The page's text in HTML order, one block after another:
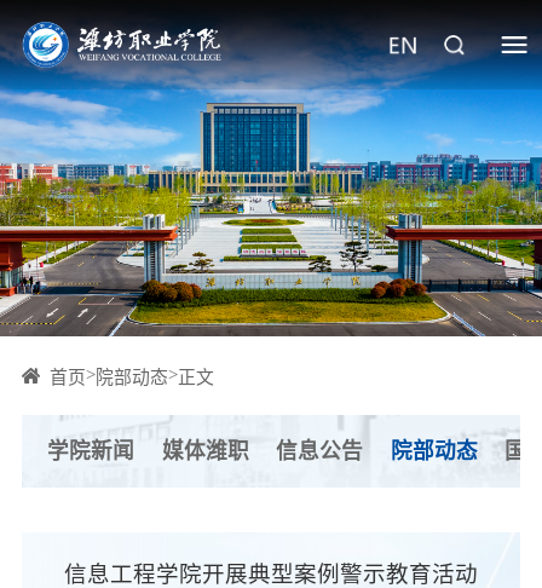
学院新闻 媒体潍职 信息公告 院部动态 国
首页>院部动态>正文
信息工程学院开展典型案例警示教育活动